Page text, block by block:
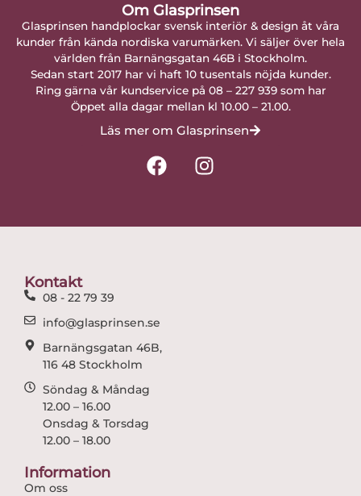
Om Glasprinsen
Glasprinsen handplockar svensk interiör & design åt våra
kunder från kända nordiska varumärken. Vi säljer över hela
världen från Barnängsgatan 46B i Stockholm.
Sedan start 2017 har vi haft 10 tusentals nöjda kunder.
Ring gärna vår kundservice på 08 – 227 939 som har
Öppet alla dagar mellan kl 10.00 – 21.00.
Läs mer om Glasprinsen
F
a
I
n
Kontakt
08 - 22 79 39
info@glasprinsen.se
Barnängsgatan 46B,
116 48 Stockholm
Söndag & Måndag
12.00 – 16.00
Onsdag & Torsdag
12.00 – 18.00
Information
Om oss